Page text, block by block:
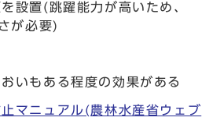
設置(跳躍能力が高いため、
が必要)
いもある程度の効果がある
マニュアル(農林水産省ウェブ